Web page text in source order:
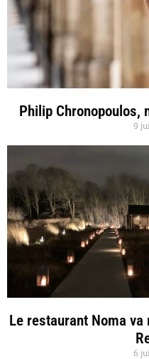
Philip Chronopoulos,
9
Le restaurant Noma
6